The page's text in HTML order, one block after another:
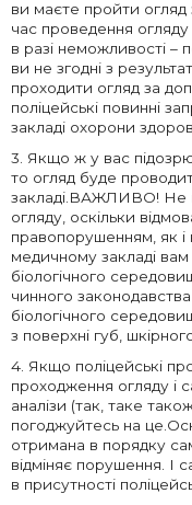
ви маєте пройти
час проведення огляду
в разі неможливості –
ви не згодні з
проходити огляд за
поліцейські повинні
закладі охорони
3. Якщо ж у вас
то огляд буде
закладі.ВАЖЛИВО! Не
огляду, оскільки
правопорушенням, як і
медичному закладі
біологічного
чинного
біологічного
з поверхні губ,
4. Якщо поліцейські
проходження огляду і
аналізи (так, таке
погоджуйтесь на
отримана в порядку
відміняє порушення. І
в присутності